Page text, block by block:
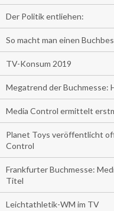
Der Politik entliehen:
So macht man einen
TV-Konsum 2019
Megatrend der Buchmesse:
Media Control ermittelt
Planet Toys veröffentlicht
Control
Frankfurter Buchmesse:
Titel
Leichtathletik-WM im TV